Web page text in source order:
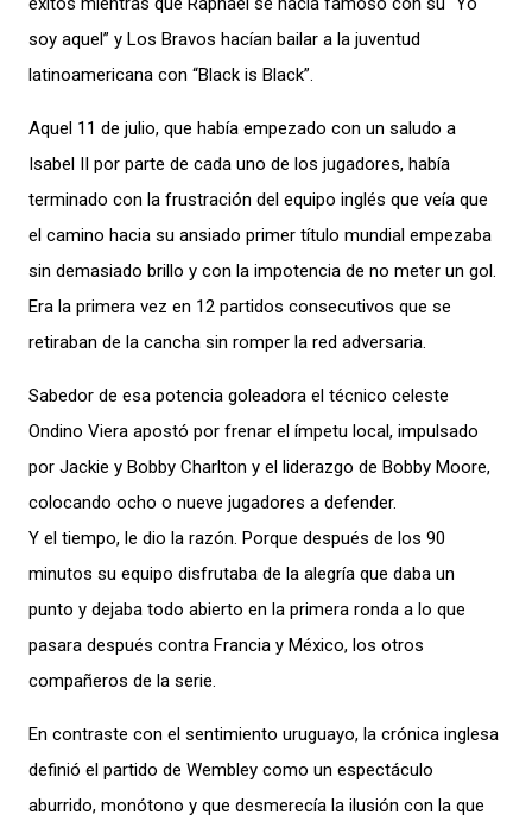
soy aquel” y Los Bravos hacían bailar a la juventud
latinoamericana con “Black is Black”.
Aquel 11 de julio, que había empezado con un saludo a
Isabel II por parte de cada uno de los jugadores, había
terminado con la frustración del equipo inglés que veía que
el camino hacia su ansiado primer título mundial empezaba
sin demasiado brillo y con la impotencia de no meter un gol.
Era la primera vez en 12 partidos consecutivos que se
retiraban de la cancha sin romper la red adversaria.
Sabedor de esa potencia goleadora el técnico celeste
Ondino Viera apostó por frenar el ímpetu local, impulsado
por Jackie y Bobby Charlton y el liderazgo de Bobby Moore,
colocando ocho o nueve jugadores a defender.
Y el tiempo, le dio la razón. Porque después de los 90
minutos su equipo disfrutaba de la alegría que daba un
punto y dejaba todo abierto en la primera ronda a lo que
pasara después contra Francia y México, los otros
compañeros de la serie.
En contraste con el sentimiento uruguayo, la crónica inglesa
definió el partido de Wembley como un espectáculo
aburrido, monótono y que desmerecía la ilusión con la que